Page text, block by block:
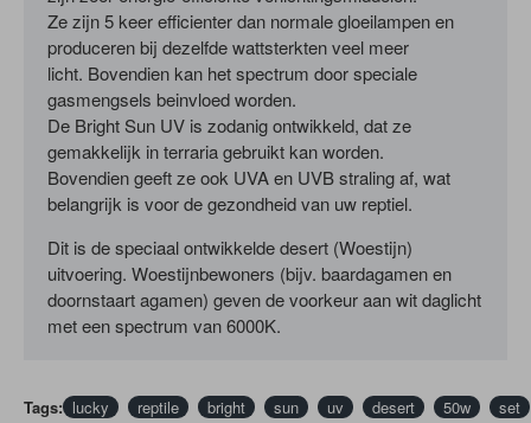
Ze zijn 5 keer efficienter dan normale gloeilampen en
produceren bij dezelfde wattsterkten veel meer
licht. Bovendien kan het spectrum door speciale
gasmengsels beinvloed worden.
De Bright Sun UV is zodanig ontwikkeld, dat ze
gemakkelijk in terraria gebruikt kan worden.
Bovendien geeft ze ook UVA en UVB straling af, wat
belangrijk is voor de gezondheid van uw reptiel.
Dit is de speciaal ontwikkelde desert (Woestijn)
uitvoering. Woestijnbewoners (bijv. baardagamen en
doornstaart agamen) geven de voorkeur aan wit daglicht
met een spectrum van 6000K.
lichtintensiteit van meer dan 100.000 lux.
Tags: lucky reptile bright sun uv desert 50w set